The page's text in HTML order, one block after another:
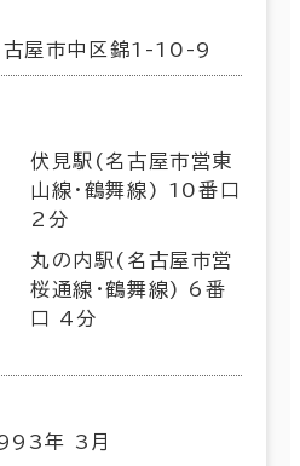
古屋市中区錦1-10-9
伏見駅(名古屋市営東
山線･鶴舞線) 10番口
2分
丸の内駅(名古屋市営
桜通線･鶴舞線) 6番
口 4分
年 3月